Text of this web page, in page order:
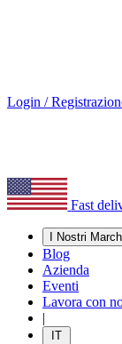
Login /
Fast
I Nostri
Blog
Azienda
Eventi
Lavora con
|
IT